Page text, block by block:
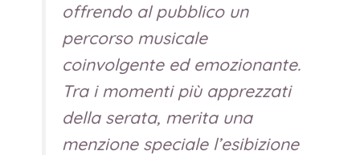
offrendo al pubblico un
percorso musicale
coinvolgente ed emozionante.
Tra i momenti più apprezzati
della serata, merita una
menzione speciale l’esibizione